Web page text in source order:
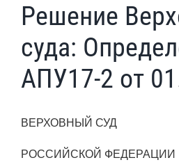
Решение
суда:
АПУ17-2 от
ВЕРХОВНЫЙ СУД
РОССИЙСКОЙ ФЕДЕРАЦИИ